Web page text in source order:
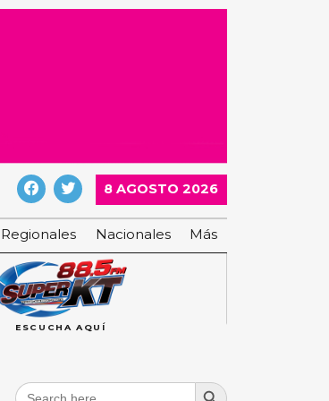
8 AGOSTO 2026
Regionales Nacionales Más
ESCUCHA AQUÍ
Search
Search Button